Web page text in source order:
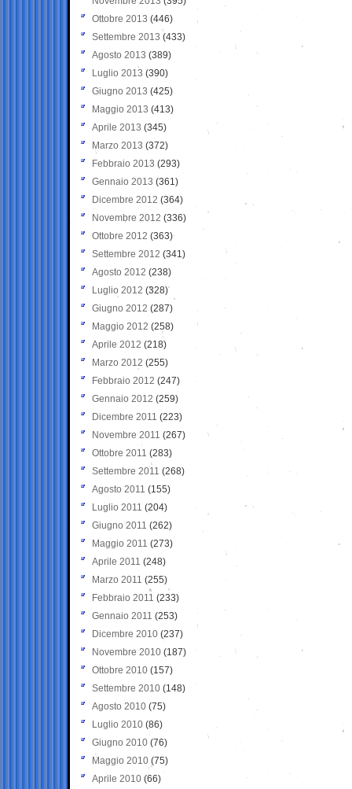
Ottobre 2013 (446)
Settembre 2013 (433)
Agosto 2013 (389)
Luglio 2013 (390)
Giugno 2013 (425)
Maggio 2013 (413)
Aprile 2013 (345)
Marzo 2013 (372)
Febbraio 2013 (293)
Gennaio 2013 (361)
Dicembre 2012 (364)
Novembre 2012 (336)
Ottobre 2012 (363)
Settembre 2012 (341)
Agosto 2012 (238)
Luglio 2012 (328)
Giugno 2012 (287)
Maggio 2012 (258)
Aprile 2012 (218)
Marzo 2012 (255)
Febbraio 2012 (247)
Gennaio 2012 (259)
Dicembre 2011 (223)
Novembre 2011 (267)
Ottobre 2011 (283)
Settembre 2011 (268)
Agosto 2011 (155)
Luglio 2011 (204)
Giugno 2011 (262)
Maggio 2011 (273)
Aprile 2011 (248)
Marzo 2011 (255)
Febbraio 2011 (233)
Gennaio 2011 (253)
Dicembre 2010 (237)
Novembre 2010 (187)
Ottobre 2010 (157)
Settembre 2010 (148)
Agosto 2010 (75)
Luglio 2010 (86)
Giugno 2010 (76)
Maggio 2010 (75)
Aprile 2010 (66)